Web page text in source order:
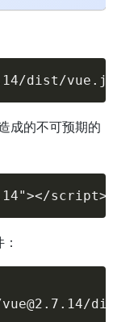
dist/
成的不可预期的
script>